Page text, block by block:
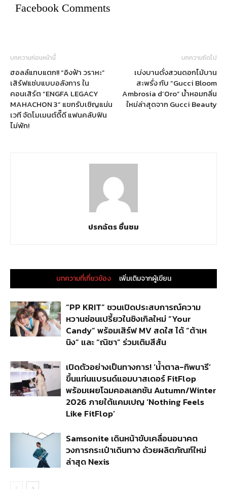
Facebook Comments
บทความก่อนหน้านี้
ฮอลล์แทบแตก!! “อิงฟ้า วราหะ”
เสิร์ฟแซ่บแบบอลังการ ใน
คอนเสิร์ต “ENGFA LEGACY
MAHACHON 3” แขกรับเชิญแน่น
เวที จัดโมเมนต์ดี๊ดี แฟนคลับฟิน
ไม่พัก!
บทความถัดไป
เบ่งบานดั่งสวนดอกไม้บาน
สะพรั่ง กับ “Gucci Bloom
Ambrosia d’Oro” น้ำหอมกลิ่น
ใหม่ล่าสุดจาก Gucci Beauty
ปรกฉัตร ชื่นชม
บทความที่เกี่ยวข้อง เพิ่มเติมจากผู้เขียน
“PP KRIT” ชวนเปิดประสบการณ์ความ
หวานซ่อนเปรี้ยวในซิงเกิลใหม่ “Your
Candy” พร้อมเสิร์ฟ MV สดใส ได้ “ต้าเห
นิง” และ “ณิชา” ร่วมเติมสีสัน
เปิดตัวอย่างเป็นทางการ! ‘น้ำตาล-ทิพนารี’
ขึ้นแท่นแบรนด์แอมบาสเดอร์ FitFlop
พร้อมเผยโฉมคอลเลกชัน Autumn/Winter
2026 ภายใต้แคมเปญ ‘Nothing Feels
Like FitFlop’
Samsonite เดินหน้าขับเคลื่อนอนาคต
วงการกระเป๋าเดินทาง ด้วยผลิตภัณฑ์ใหม่
ล่าสุด Nexis